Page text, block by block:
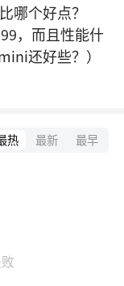
哪个好点？
，而且性能什
还好些？）
热 最新 最早